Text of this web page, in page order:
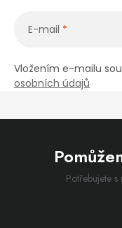
E-mail
Vložením e-mailu
osobních údajů
Potřebujete